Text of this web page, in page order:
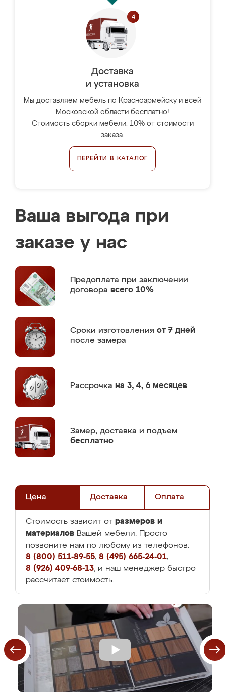
Доставка
и установка
Мы доставляем мебель по Красноармейску и всей
Московской области бесплатно!
Стоимость сборки мебели: 10% от стоимости
заказа.
ПЕРЕЙТИ В КАТАЛОГ
Ваша выгода при
заказе у нас
Предоплата при заключении
договора всего 10%
Сроки изготовления от 7 дней
после замера
Рассрочка на 3, 4, 6 месяцев
Замер, доставка и подъем
бесплатно
Цена Доставка Оплата
Стоимость зависит от размеров и
материалов Вашей мебели. Просто
позвоните нам по любому из телефонов:
8 (800) 511-89-55, 8 (495) 665-24-01,
8 (926) 409-68-13, и наш менеджер быстро
рассчитает стоимость.